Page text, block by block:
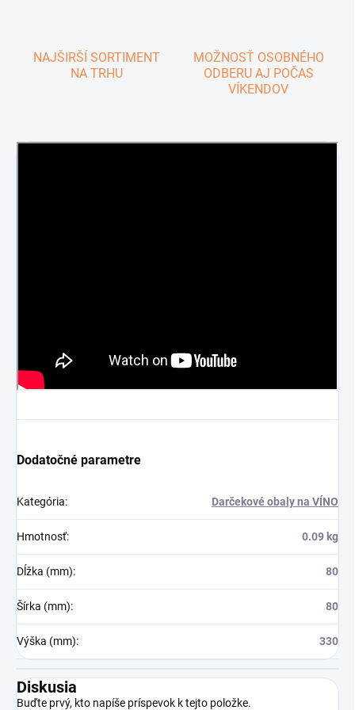
NAJŠIRŠÍ SORTIMENT
NA TRHU
MOŽNOSŤ OSOBNÉHO
ODBERU AJ POČAS
VÍKENDOV
Dodatočné parametre
Kategória: Darčekové obaly na VÍNO
Hmotnosť: 0.09 kg
Dĺžka (mm): 80
Šírka (mm): 80
Výška (mm): 330
Diskusia
Buďte prvý, kto napíše príspevok k tejto položke.